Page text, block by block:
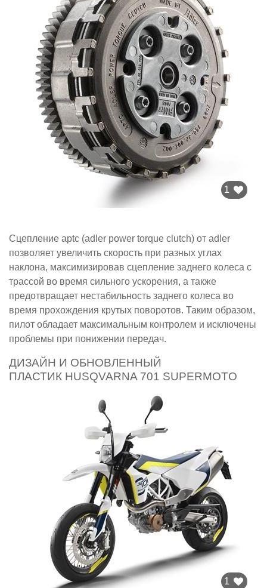
1
Сцепление aptc (adler power torque clutch) от adler
позволяет увеличить скорость при разных углах
наклона, максимизировав сцепление заднего колеса с
трассой во время сильного ускорения, а также
предотвращает нестабильность заднего колеса во
время прохождения крутых поворотов. Таким образом,
пилот обладает максимальным контролем и исключены
проблемы при понижении передач.
ДИЗАЙН И ОБНОВЛЕННЫЙ
ПЛАСТИК HUSQVARNA 701 SUPERMOTO
1